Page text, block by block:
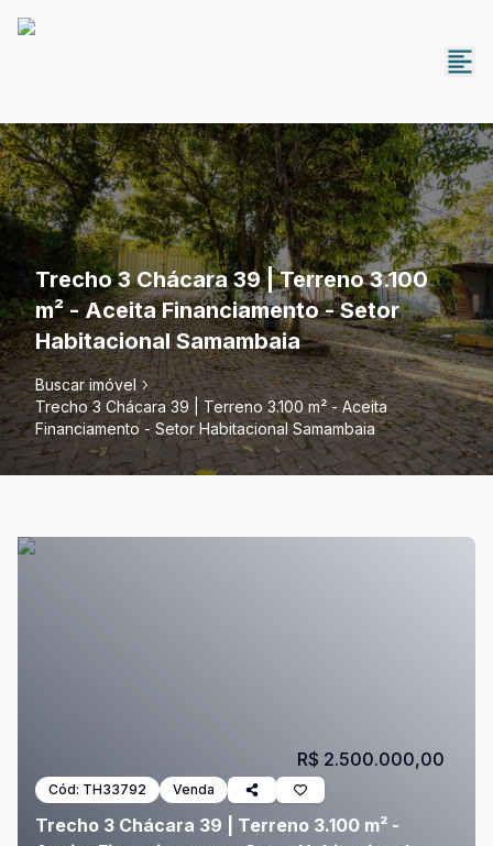
Trecho 3 Chácara 39 | Terreno 3.100
m² - Aceita Financiamento - Setor
Habitacional Samambaia
Buscar imóvel
Trecho 3 Chácara 39 | Terreno 3.100 m² - Aceita
Financiamento - Setor Habitacional Samambaia
Cód: TH33792 Venda
Trecho 3 Chácara 39 | Terreno 3.100 m² -
R$ 2.500.000,00